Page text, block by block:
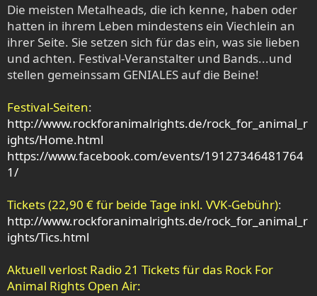
Die meisten Metalheads, die ich kenne, haben oder
hatten in ihrem Leben mindestens ein Viechlein an
ihrer Seite. Sie setzen sich für das ein, was sie lieben
und achten. Festival-Veranstalter und Bands...und
stellen gemeinssam GENIALES auf die Beine!
Festival-Seiten:
http://www.rockforanimalrights.de/rock_for_animal_r
ights/Home.html
https://www.facebook.com/events/19127346481764
1/
Tickets (22,90 € für beide Tage inkl. VVK-Gebühr):
http://www.rockforanimalrights.de/rock_for_animal_r
ights/Tics.html
Aktuell verlost Radio 21 Tickets für das Rock For
Animal Rights Open Air: